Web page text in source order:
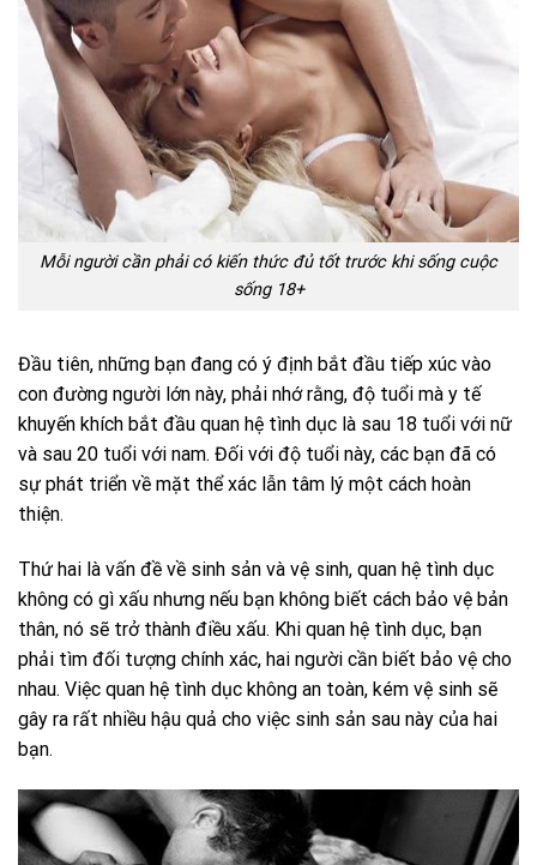
Mỗi người cần phải có kiến thức đủ tốt trước khi sống cuộc
sống 18+
Đầu tiên, những bạn đang có ý định bắt đầu tiếp xúc vào
con đường người lớn này, phải nhớ rằng, độ tuổi mà y tế
khuyến khích bắt đầu quan hệ tình dục là sau 18 tuổi với nữ
và sau 20 tuổi với nam. Đối với độ tuổi này, các bạn đã có
sự phát triển về mặt thể xác lẫn tâm lý một cách hoàn
thiện.
Thứ hai là vấn đề về sinh sản và vệ sinh, quan hệ tình dục
không có gì xấu nhưng nếu bạn không biết cách bảo vệ bản
thân, nó sẽ trở thành điều xấu. Khi quan hệ tình dục, bạn
phải tìm đối tượng chính xác, hai người cần biết bảo vệ cho
nhau. Việc quan hệ tình dục không an toàn, kém vệ sinh sẽ
gây ra rất nhiều hậu quả cho việc sinh sản sau này của hai
bạn.